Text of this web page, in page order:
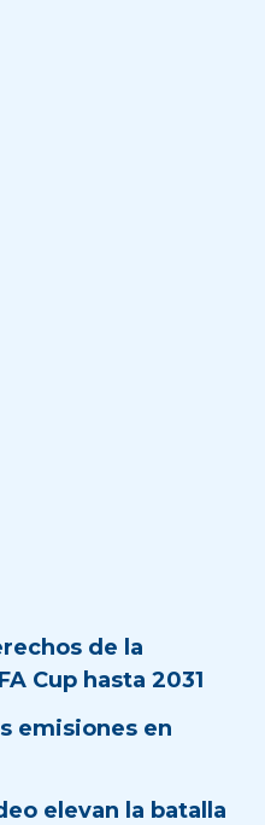
de la
Cup hasta 2031
emisiones en
elevan la batalla